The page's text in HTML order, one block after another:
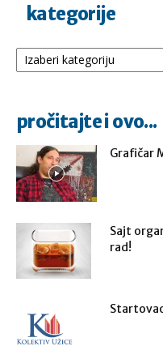
kategorije
Kategorije
pročitajte i ovo...
Grafičar
Sajt
rad!